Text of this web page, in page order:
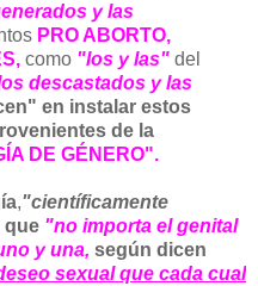
y las
PRO ABORTO,
como "los y las" del
descastados y las
en instalar estos
de la
DE GÉNERO".
,"científicamente
que "no importa el genital
y una, según dicen
sexual que cada cual